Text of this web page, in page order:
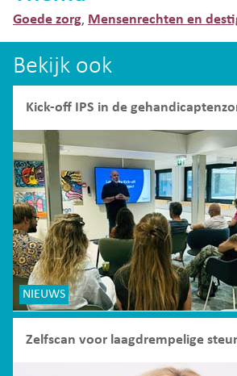
Goede zorg, Mensenrechten en
Bekijk ook
Kick-off IPS in de
NIEUWS
Zelfscan voor laagdrempelige